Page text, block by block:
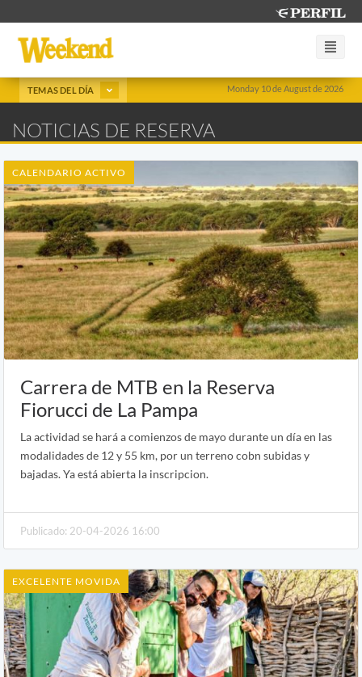
Monday 10 de August de 2026
TEMAS DEL DÍA
NOTICIAS DE RESERVA
CALENDARIO ACTIVO
Carrera de MTB en la Reserva
Fiorucci de La Pampa
La actividad se hará a comienzos de mayo durante un día en las
modalidades de 12 y 55 km, por un terreno cobn subidas y
bajadas. Ya está abierta la inscripcion.
Publicado: 20-04-2026 16:00
EXCELENTE MOVIDA